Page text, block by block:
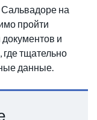
на
пройти
и
тщательно
данные.